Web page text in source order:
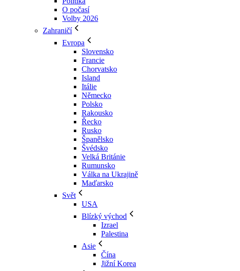
O počasí
Volby 2026
Zahraničí
Evropa
Slovensko
Francie
Chorvatsko
Island
Itálie
Německo
Polsko
Rakousko
Řecko
Rusko
Španělsko
Švédsko
Velká Británie
Rumunsko
Válka na Ukrajině
Maďarsko
Svět
USA
Blízký východ
Izrael
Palestina
Asie
Čína
Jižní Korea